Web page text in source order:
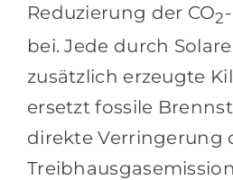
Reduzierung der CO2
bei. Jede durch
zusätzlich erzeugte
ersetzt fossile
direkte Verringerung